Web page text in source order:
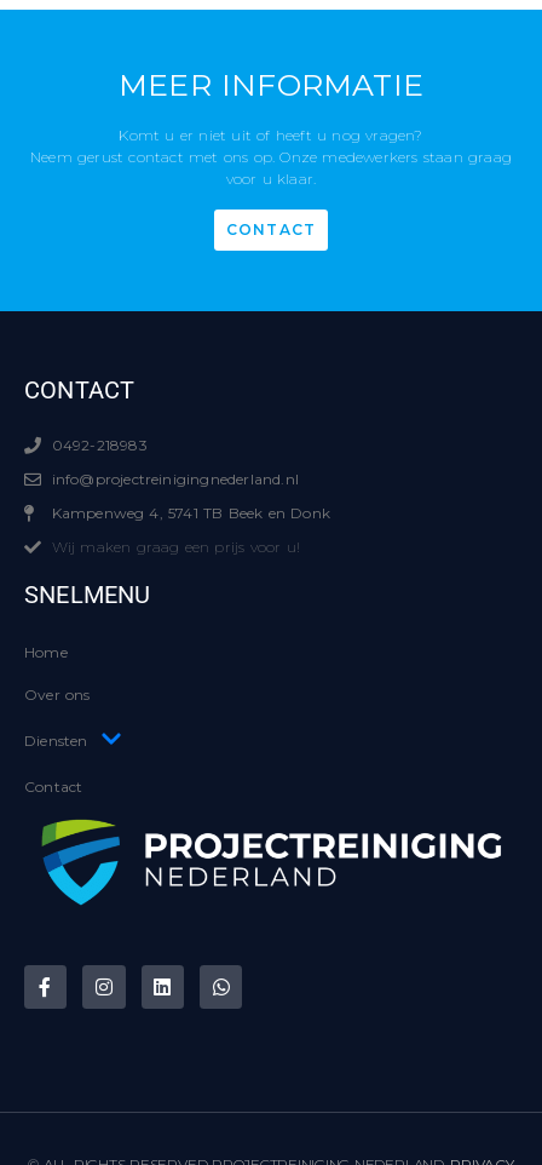
MEER INFORMATIE
Komt u er niet uit of heeft u nog vragen?
Neem gerust contact met ons op. Onze medewerkers staan graag
voor u klaar.
CONTACT
SNELMENU
Home
Over ons
Diensten
Contact
CONTACT
0492-218983
info@projectreinigingnederland.nl
Kampenweg 4, 5741 TB Beek en Donk
Wij maken graag een prijs voor u!